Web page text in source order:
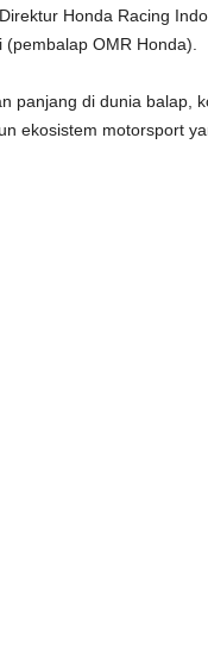
Honda Racing
OMR Honda).
panjang di dunia balap,
ekosistem motorsport